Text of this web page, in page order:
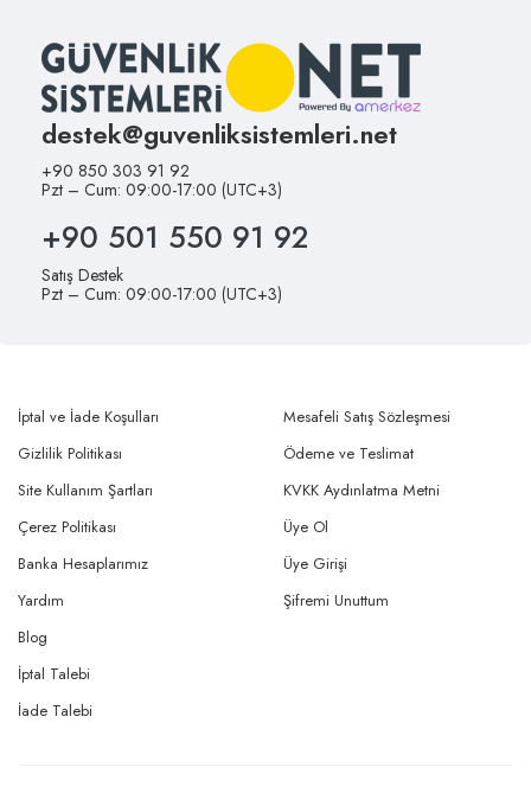
destek@guvenliksistemleri.net
+90 850 303 91 92
Pzt – Cum: 09:00-17:00 (UTC+3)
+90 501 550 91 92
Satış Destek
Pzt – Cum: 09:00-17:00 (UTC+3)
İptal ve İade Koşulları
Gizlilik Politikası
Site Kullanım Şartları
Mesafeli Satış Sözleşmesi
Ödeme ve Teslimat
KVKK Aydınlatma Metni
Çerez Politikası
Banka Hesaplarımız
Yardım
Üye Ol
Üye Girişi
Şifremi Unuttum
Blog
İptal Talebi
İade Talebi